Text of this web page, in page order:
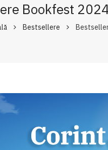
Bookfest
Bestsellere